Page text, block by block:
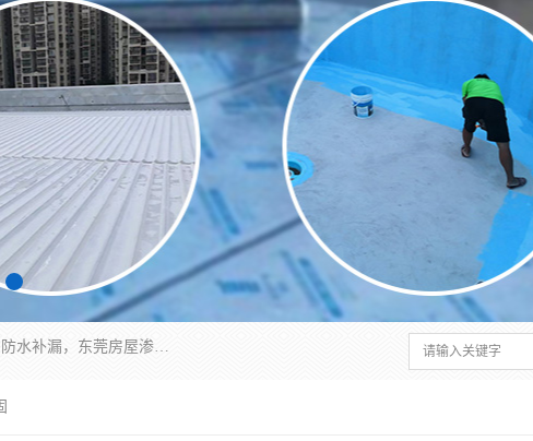
东莞市华展防水补漏装饰工程有限公司主要服务有：东莞防水补漏，东莞厂房防水补漏，东莞房屋渗漏水维修，楼面漏水维修，裂缝补漏，伸缩缝补漏，卫生间防水改造，厕所漏水补漏，外墙窗台补漏，电梯井堵漏，地下车库防水引水工程等